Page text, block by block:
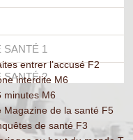
SANTÉ 1
SANTÉ 2
3
VIE (MAGAZINE DE LA
entrer l’accusé F2
interdite M6
minutes M6
Magazine de la santé F5
de santé F3